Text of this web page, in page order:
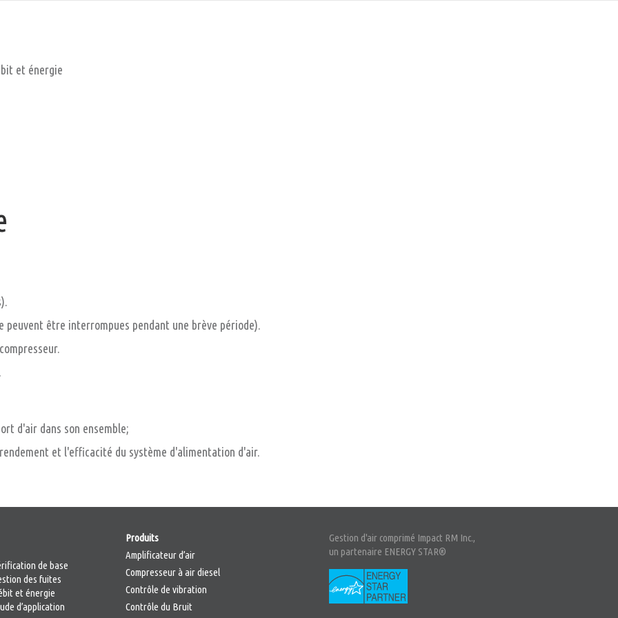
et énergie
être interrompues pendant une brève période).
d'air dans son ensemble;
et l'efficacité du système d'alimentation d'air.
de base
des fuites
et énergie
d’application
Produits
Amplificateur d’air
Compresseur à air diesel
Contrôle de vibration
Contrôle du Bruit
Gestion d'air comprimé Impact RM Inc.,
un partenaire ENERGY STAR®